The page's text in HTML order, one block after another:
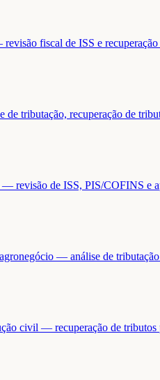
fiscal de ISS e
tributação, recuperação de
revisão de ISS, PIS/COFINS e
— análise de
civil — recuperação de